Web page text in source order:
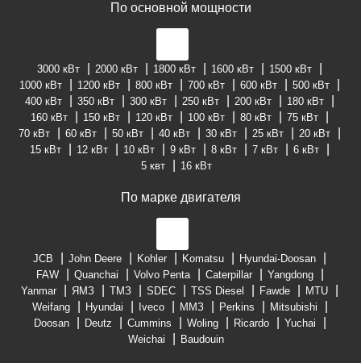
По основной мощности
3000 кВт 2000 кВт 1800 кВт 1600 кВт
1500 кВт
1000 кВт
1200 кВт 800 кВт 700 кВт 600 кВт
500 кВт
400 кВт
350 кВт 300 кВт 250 кВт 200 кВт
180 кВт
160 кВт
150 кВт 120 кВт 100 кВт 80 кВт
75 кВт
70 кВт
60 кВт 50 кВт 40 кВт 30 кВт 25 кВт
20 кВт
15 кВт
12 кВт 10 кВт 9 кВт 8 кВт 7 кВт
6 кВт
5 квт
16 кВт
По марке двигателя
JCB John Deere Kohler Komatsu
Hyundai-Doosan
FAW
Quanchai Volvo Penta Caterpillar
Yangdong
Yanmar
ЯМЗ ТМЗ SDEC TSS Diesel Fawde
MTU
Weifang
Hyundai Iveco ММЗ Perkins
Mitsubishi
Doosan
Deutz Cummins Woling Ricardo
Yuchai
Weichai
Baudouin